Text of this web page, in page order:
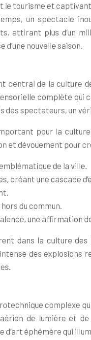
tourisme et
un spectacle
attirant plus d’un
nouvelle saison.
central de la culture
complète
des spectateurs, un
pour la
dévouement pour
de la ville.
créant une cascade
du commun.
une affirmation
dans la culture
des
complexe
de lumière et
éphémère qui